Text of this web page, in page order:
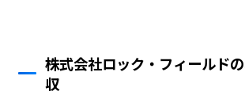
株式会社ロック・フィールド
収